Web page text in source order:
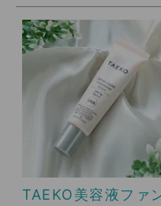
TAEKO美容液ファ